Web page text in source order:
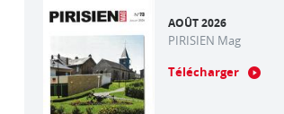
AOÛT 2026
PIRISIEN Mag
Télécharger